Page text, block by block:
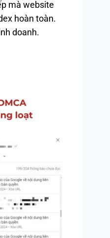
mà website
hoàn toàn.
doanh.